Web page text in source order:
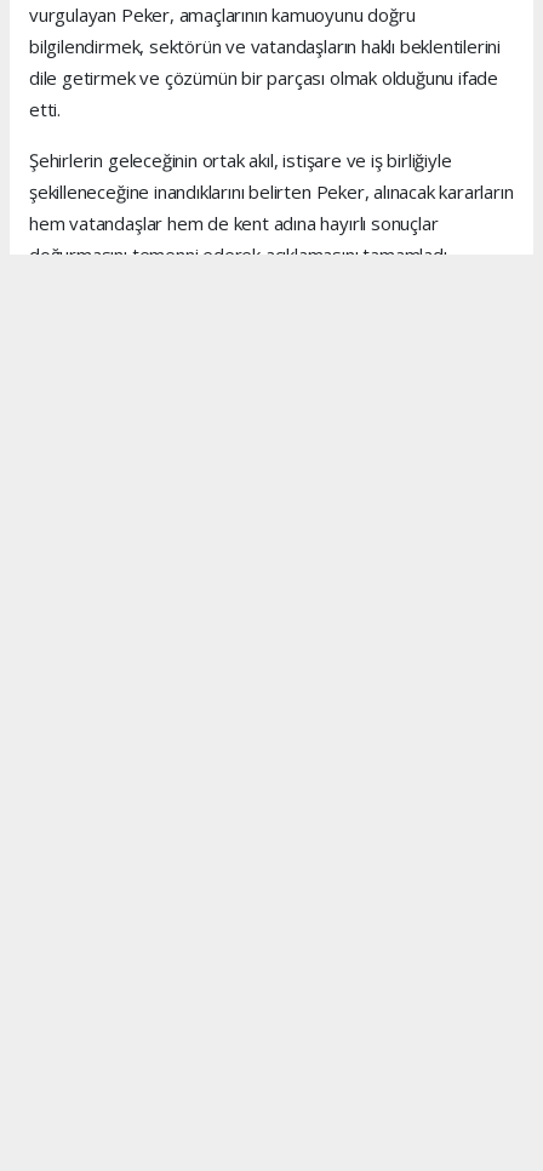
vurgulayan Peker, amaçlarının kamuoyunu doğru
bilgilendirmek, sektörün ve vatandaşların haklı beklentilerini
dile getirmek ve çözümün bir parçası olmak olduğunu ifade
etti.
Şehirlerin geleceğinin ortak akıl, istişare ve iş birliğiyle
şekilleneceğine inandıklarını belirten Peker, alınacak kararların
hem vatandaşlar hem de kent adına hayırlı sonuçlar
doğurmasını temenni ederek açıklamasını tamamladı.